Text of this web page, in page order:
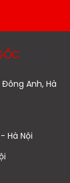
Đông Anh, Hà
Hà Nội